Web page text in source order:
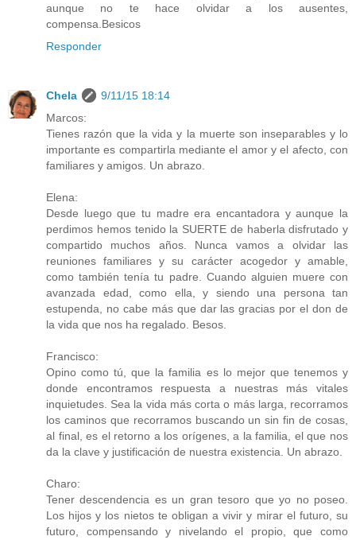
aunque no te hace olvidar a los ausentes,
compensa.Besicos
Responder
Chela
9/11/15 18:14
Marcos:
Tienes razón que la vida y la muerte son inseparables y lo
importante es compartirla mediante el amor y el afecto, con
familiares y amigos. Un abrazo.
Elena:
Desde luego que tu madre era encantadora y aunque la
perdimos hemos tenido la SUERTE de haberla disfrutado y
compartido muchos años. Nunca vamos a olvidar las
reuniones familiares y su carácter acogedor y amable,
como también tenía tu padre. Cuando alguien muere con
avanzada edad, como ella, y siendo una persona tan
estupenda, no cabe más que dar las gracias por el don de
la vida que nos ha regalado. Besos.
Francisco:
Opino como tú, que la familia es lo mejor que tenemos y
donde encontramos respuesta a nuestras más vitales
inquietudes. Sea la vida más corta o más larga, recorramos
los caminos que recorramos buscando un sin fin de cosas,
al final, es el retorno a los orígenes, a la familia, el que nos
da la clave y justificación de nuestra existencia. Un abrazo.
Charo:
Tener descendencia es un gran tesoro que yo no poseo.
Los hijos y los nietos te obligan a vivir y mirar el futuro, su
futuro, compensando y nivelando el propio, que como